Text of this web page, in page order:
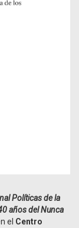
Políticas de la
años del Nunca
el Centro